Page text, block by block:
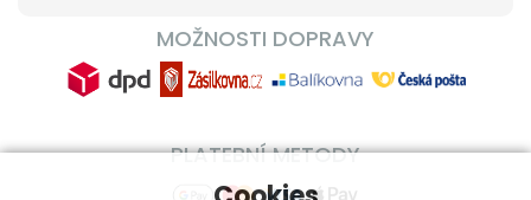
MOŽNOSTI DOPRAVY
PLATEBNÍ METODY